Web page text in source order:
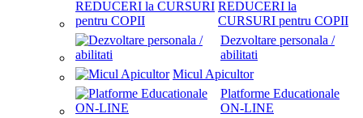
REDUCERI la
CURSURI pentru COPII
Dezvoltare personala /
abilitati
Micul Apicultor
Platforme Educationale
ON-LINE